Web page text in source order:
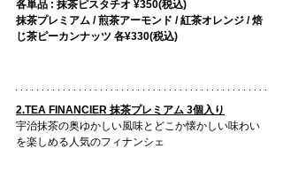
各単品 : 抹茶ピスタチオ ¥350(税込)
抹茶プレミアム / 煎茶アーモンド / 紅茶オレンジ / 焙
じ茶ピーカンナッツ 各¥330(税込)
2.TEA FINANCIER 抹茶プレミアム 3個入り
宇治抹茶の奥ゆかしい風味とどこか懐かしい味わい
を楽しめる人気のフィナンシェ